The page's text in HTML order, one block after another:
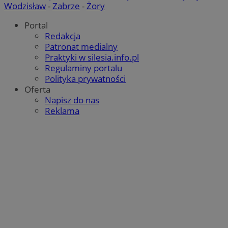
Wodzisław-Zabrze -Żory
Portal
Redakcja
Patronat medialny
Praktyki w silesia.info.pl
Regulaminy portalu
Polityka prywatności
Oferta
Napisz do nas
Reklama
VISITOR_PRIVACY_METADATA